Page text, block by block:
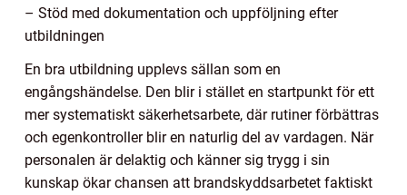
– Stöd med dokumentation och uppföljning efter
utbildningen
En bra utbildning upplevs sällan som en
engångshändelse. Den blir i stället en startpunkt för ett
mer systematiskt säkerhetsarbete, där rutiner förbättras
och egenkontroller blir en naturlig del av vardagen. När
personalen är delaktig och känner sig trygg i sin
kunskap ökar chansen att brandskyddsarbetet faktiskt